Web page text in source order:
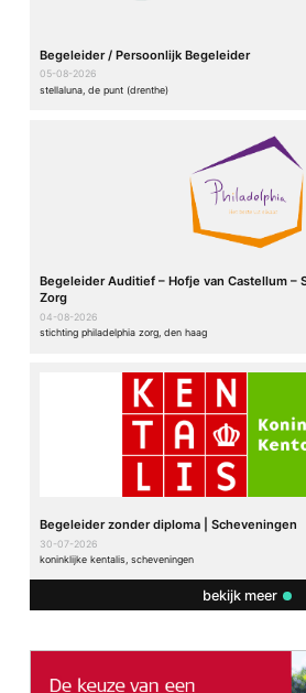
Begeleider / Persoonlijk Begeleider
05-08-2026
stellaluna, de punt (drenthe)
Begeleider Auditief – Hofje van Castellum –
Zorg
04-08-2026
stichting philadelphia zorg, den haag
Begeleider zonder diploma | Scheveningen
30-07-2026
koninklijke kentalis, scheveningen
bekijk meer